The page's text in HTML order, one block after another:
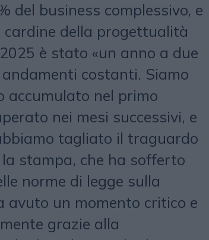
del business complessivo, e
della progettualità
è stato «un anno a due
costanti. Siamo
nel primo
nei mesi successivi, e
tagliato il traguardo
stampa, che ha sofferto
norme di legge sulla
un momento critico e
grazie alla